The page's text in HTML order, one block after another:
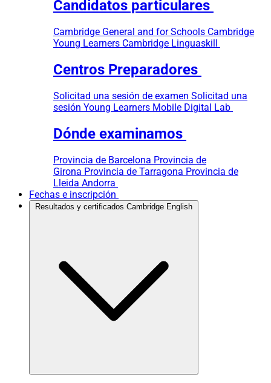
Candidatos particulares
Cambridge General and for Schools Cambridge
Young Learners Cambridge Linguaskill
Centros Preparadores
Solicitad una sesión de examen Solicitad una
sesión Young Learners Mobile Digital Lab
Dónde examinamos
Provincia de Barcelona Provincia de
Girona Provincia de Tarragona Provincia de
Lleida Andorra
Fechas e inscripción